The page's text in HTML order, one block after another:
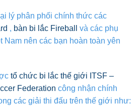
lý phân phối chính thức các
, bàn bi lắc Fireball
và các phụ
Nam nên các bạn hoàn toàn yên
tổ chức bi lắc thế giới ITSF –
Federation công nhận chính
các giải thi đấu trên thế giới như: